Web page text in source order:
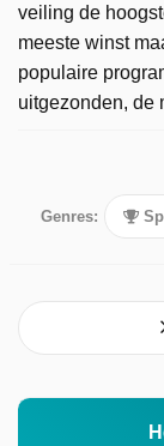
veiling de
meeste winst
populaire
uitgezonden, de
Genres: